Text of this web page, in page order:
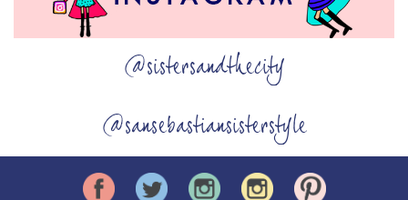
@sistersandthecity
@sansebastiansisterstyle